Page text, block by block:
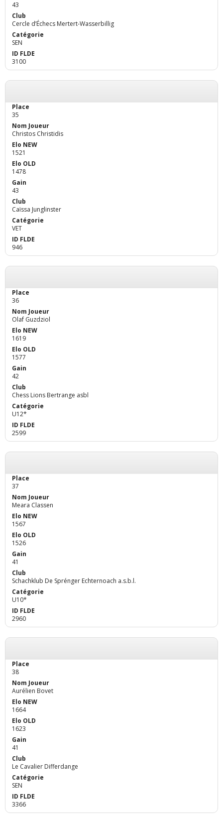
43
Cercle d’Échecs Mertert-Wasserbillig
SEN
3100
35
Christos Christidis
1521
1478
43
Caïssa Junglinster
VET
946
36
Olaf Guzdziol
1619
1577
42
Chess Lions Bertrange asbl
U12*
2599
37
Meara Classen
1567
1526
41
Schachklub De Sprénger Echternoach a.s.b.l.
U10*
2960
38
Aurélien Bovet
1664
1623
41
Le Cavalier Differdange
SEN
3366